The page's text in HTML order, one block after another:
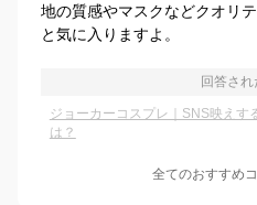
地の質感やマスクなどクオリ
と気に入りますよ。
回答され
ジョーカーコスプレ｜SNS映えす
は？
全てのおすすめ